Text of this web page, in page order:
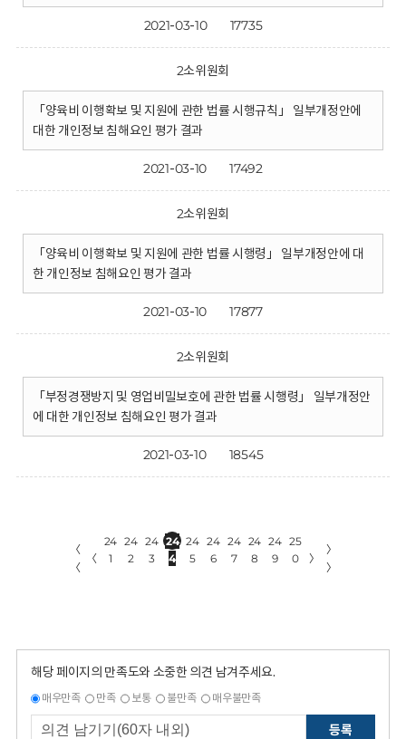
2021-03-10 17735
2소위원회
「양육비 이행확보 및 지원에 관한 법률 시행규칙」 일부개정안에
대한 개인정보 침해요인 평가 결과
2021-03-10 17492
2소위원회
「양육비 이행확보 및 지원에 관한 법률 시행령」 일부개정안에 대
한 개인정보 침해요인 평가 결과
2021-03-10 17877
2소위원회
「부정경쟁방지 및 영업비밀보호에 관한 법률 시행령」 일부개정안
에 대한 개인정보 침해요인 평가 결과
2021-03-10 18545
〈
〈
〈
24
1
24
2
24
3
24
4
24
5
24
6
24
7
24
8
24
9
25
0
〉
〉
〉
해당 페이지의 만족도와 소중한 의견 남겨주세요.
매우만족 만족 보통 불만족 매우불만족
등록